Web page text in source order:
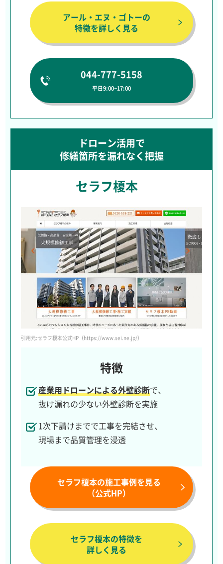
アール・エヌ・ゴトーの
特徴を詳しく見る
044-777-5158
平日9:00~17:00
ドローン活用で
修繕箇所を漏れなく把握
セラフ榎本
引用元:セラフ榎本公式HP（https://www.sei.ne.jp/）
特徴
産業用ドローンによる外壁診断で、
抜け漏れの少ない外壁診断を実施
1次下請けまでで工事を完結させ、
現場まで品質管理を浸透
セラフ榎本の施工事例を見る
（公式HP）
セラフ榎本の特徴を
詳しく見る